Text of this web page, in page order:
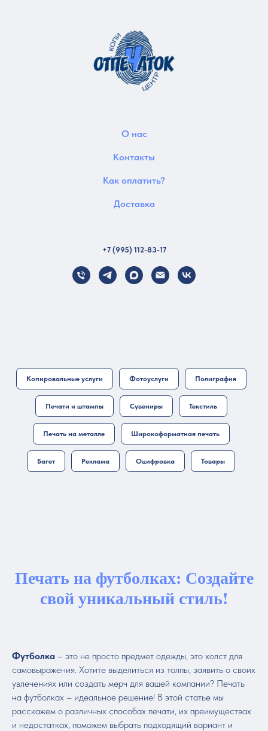
О нас
Контакты
Как оплатить?
Доставка
+7 (995) 112-83-17
Копировальные услуги Фотоуслуги Полиграфия
Печати и штампы Сувениры Текстиль
Печать на металле Широкоформатная печать
Багет Реклама Оцифровка Товары
Печать на футболках: Создайте
свой уникальный стиль!
Футболка – это не просто предмет одежды, это холст для
самовыражения. Хотите выделиться из толпы, заявить о своих
увлечениях или создать мерч для вашей компании? Печать
на футболках – идеальное решение! В этой статье мы
расскажем о различных способах печати, их преимуществах
и недостатках, поможем выбрать подходящий вариант и